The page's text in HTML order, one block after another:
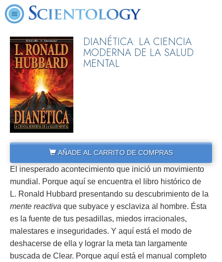
DIANÉTICA: LA CIENCIA
MODERNA DE LA SALUD
MENTAL
AÑADE AL CARRITO DE COMPRAS
El inesperado acontecimiento que inició un movimiento
mundial. Porque aquí se encuentra el libro histórico de
L. Ronald Hubbard presentando su descubrimiento de la
mente reactiva que subyace y esclaviza al hombre. Ésta
es la fuente de tus pesadillas, miedos irracionales,
malestares e inseguridades. Y aquí está el modo de
deshacerse de ella y lograr la meta tan largamente
buscada de Clear. Porque aquí está el manual completo